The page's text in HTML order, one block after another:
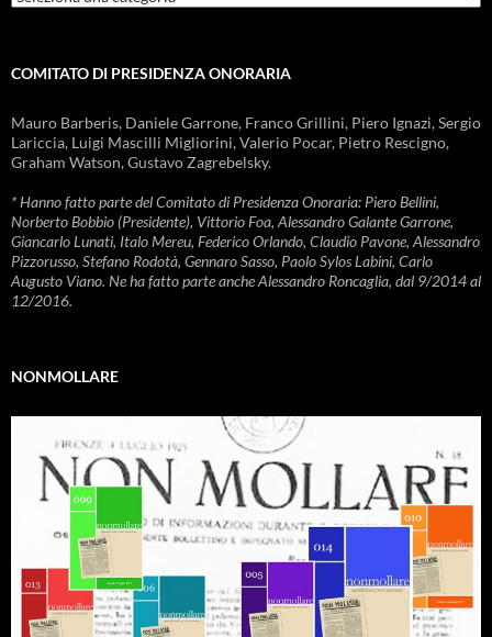
COMITATO DI PRESIDENZA ONORARIA
Mauro Barberis, Daniele Garrone, Franco Grillini, Piero Ignazi, Sergio
Lariccia, Luigi Mascilli Migliorini, Valerio Pocar, Pietro Rescigno,
Graham Watson, Gustavo Zagrebelsky.
* Hanno fatto parte del Comitato di Presidenza Onoraria: Piero Bellini,
Norberto Bobbio (Presidente), Vittorio Foa, Alessandro Galante Garrone,
Giancarlo Lunati, Italo Mereu, Federico Orlando, Claudio Pavone, Alessandro
Pizzorusso, Stefano Rodotà, Gennaro Sasso, Paolo Sylos Labini, Carlo
Augusto Viano. Ne ha fatto parte anche Alessandro Roncaglia, dal 9/2014 al
12/2016.
NONMOLLARE